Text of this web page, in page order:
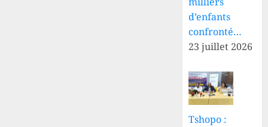
d’enfants
confronté…
23 juillet 2026
Tshopo :